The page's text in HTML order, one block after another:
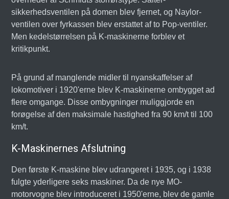
sikkerhedsventilen på domen blev fjernet, og Naylor-
ventilen over fyrkassen blev erstattet af to Pop-ventiler.
Men kedelstørrelsen på K-maskinerne forblev et
kritikpunkt.
På grund af manglende midler til nyanskaffelser af
lokomotiver i 1920'erne blev K-maskinerne ombygget ad
flere omgange. Disse ombygninger muliggjorde en
forøgelse af den maksimale hastighed fra 90 km/t til 100
km/t.
K-Maskinernes Afslutning
Den første K-maskine blev udrangeret i 1935, og i 1938
fulgte yderligere seks maskiner. Da de nye MO-
motorvogne blev introduceret i 1950'erne, blev de gamle